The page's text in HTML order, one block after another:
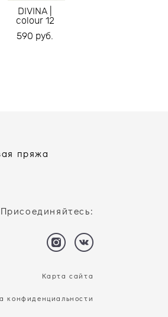
DIVINA |
colour 12
590 pуб.
пряжа
Присоединяйтесь:
Карта сайта
конфиденциальности